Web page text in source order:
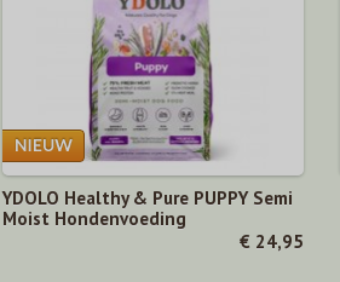
YDOLO Healthy & Pure PUPPY Semi
Moist Hondenvoeding
€ 24,95